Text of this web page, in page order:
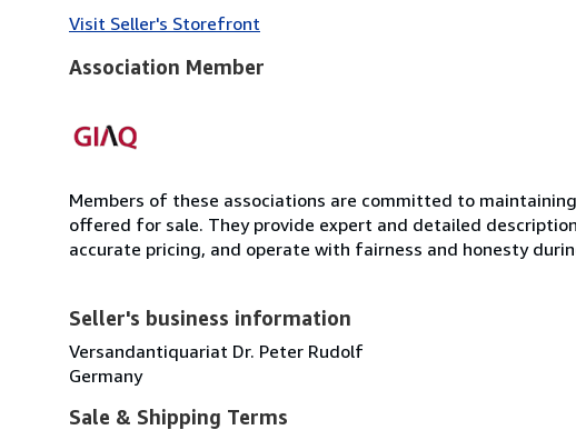
Visit Seller's Storefront
Association Member
Members of these associations are committed to
offered for sale. They provide expert and detailed
accurate pricing, and operate with fairness and honesty
Seller's business information
Versandantiquariat Dr. Peter Rudolf
Germany
Sale & Shipping Terms